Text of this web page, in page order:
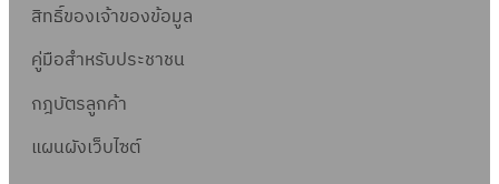
สิทธิ์ของเจ้าของข้อมูล
คู่มือสำหรับประชาชน
กฎบัตรลูกค้า
แผนผังเว็บไซต์